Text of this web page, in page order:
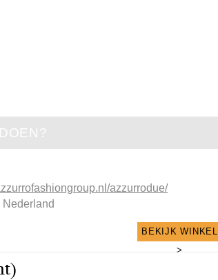
azzurrodue/
Nederland
BEKIJK WINKEL
>